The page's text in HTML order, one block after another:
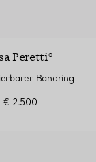
Peretti®
Bandring
€ 2.500